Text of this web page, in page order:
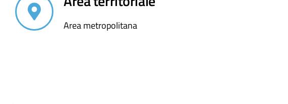
Area metropolitana